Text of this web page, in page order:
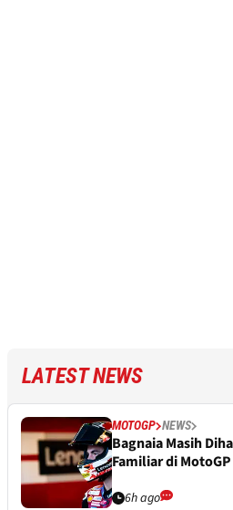
LATEST NEWS
MOTOGP NEWS
Bagnaia Masih
Familiar di
6h ago